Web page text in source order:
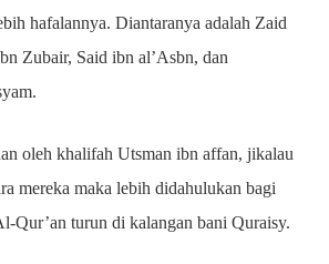
hafalannya. Diantaranya adalah Zaid
Zubair, Said ibn al’Asbn, dan
oleh khalifah Utsman ibn affan, jikalau
mereka maka lebih didahulukan bagi
Qur’an turun di kalangan bani Quraisy.